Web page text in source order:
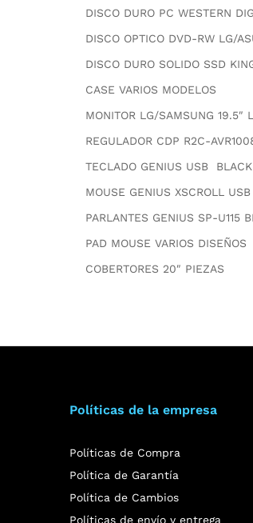
DISCO DURO PC WESTERN
DISCO OPTICO DVD-RW LG/
DISCO DURO SOLIDO SSD
CASE VARIOS MODELOS
MONITOR LG/SAMSUNG 19.5″
REGULADOR CDP R2C-
TECLADO GENIUS USB BLACK
MOUSE GENIUS XSCROLL
PARLANTES GENIUS SP-U115
PAD MOUSE VARIOS DISEÑOS
COBERTORES 20″ PIEZAS
Políticas de la empresa
Políticas de Compra
Política de Garantía
Política de Cambios
Políticas de envío y entrega